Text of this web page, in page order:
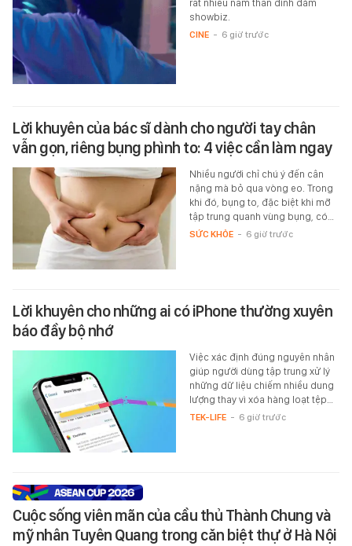
rất nhiều nam thần đình đám
showbiz.
CINE - 6 giờ trước
Lời khuyên của bác sĩ dành cho người tay chân
vẫn gọn, riêng bụng phình to: 4 việc cần làm ngay
Nhiều người chỉ chú ý đến cân
nặng mà bỏ qua vòng eo. Trong
khi đó, bụng to, đặc biệt khi mỡ
tập trung quanh vùng bụng, có…
SỨC KHỎE - 6 giờ trước
Lời khuyên cho những ai có iPhone thường xuyên
báo đầy bộ nhớ
Việc xác định đúng nguyên nhân
giúp người dùng tập trung xử lý
những dữ liệu chiếm nhiều dung
lượng thay vì xóa hàng loạt tệp…
TEK-LIFE - 6 giờ trước
Cuộc sống viên mãn của cầu thủ Thành Chung và
mỹ nhân Tuyên Quang trong căn biệt thự ở Hà Nội